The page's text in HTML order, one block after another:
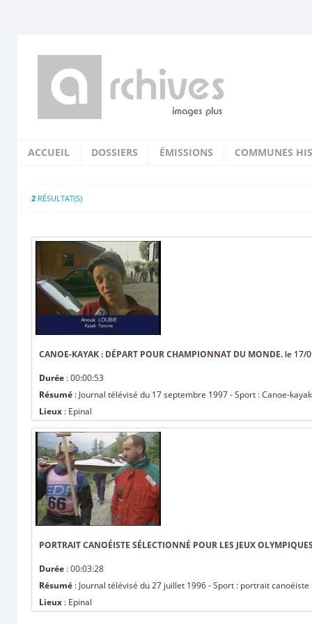
ACCUEIL DOSSIERS ÉMISSIONS COMMUNES
2 RÉSULTAT(S)
CANOE-KAYAK : DÉPART POUR CHAMPIONNAT DU MONDE. le 17/
Durée : 00:00:53
Résumé : Journal télévisé du 17 septembre 1997 - Sport : Canoe-
Lieux : Epinal
PORTRAIT CANOÉISTE SÉLECTIONNÉ POUR LES JEUX
Durée : 00:03:28
Résumé : Journal télévisé du 27 juillet 1996 - Sport : portrait
Lieux : Epinal